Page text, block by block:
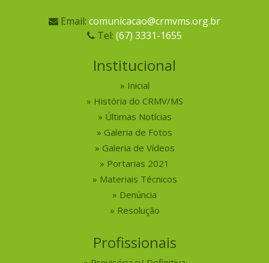
Email: comunicacao@crmvms.org.br
Tel: (67) 3331-1655
Institucional
Inicial
História do CRMV/MS
Últimas Notícias
Galeria de Fotos
Galeria de Vídeos
Portarias 2021
Materiais Técnicos
Denúncia
Resolução
Profissionais